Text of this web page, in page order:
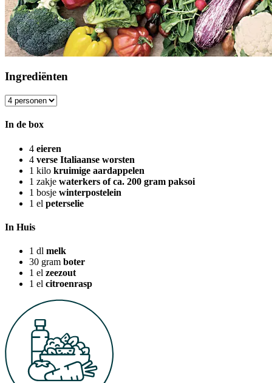
Ingrediënten
In de box
4 eieren
4 verse Italiaanse worsten
1 kilo kruimige aardappelen
1 zakje waterkers of ca. 200 gram paksoi
1 bosje winterpostelein
1 el peterselie
In Huis
1 dl melk
30 gram boter
1 el zeezout
1 el citroenrasp